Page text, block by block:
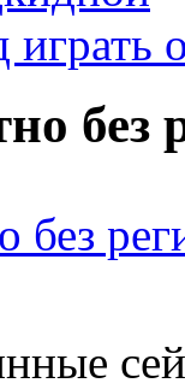
без